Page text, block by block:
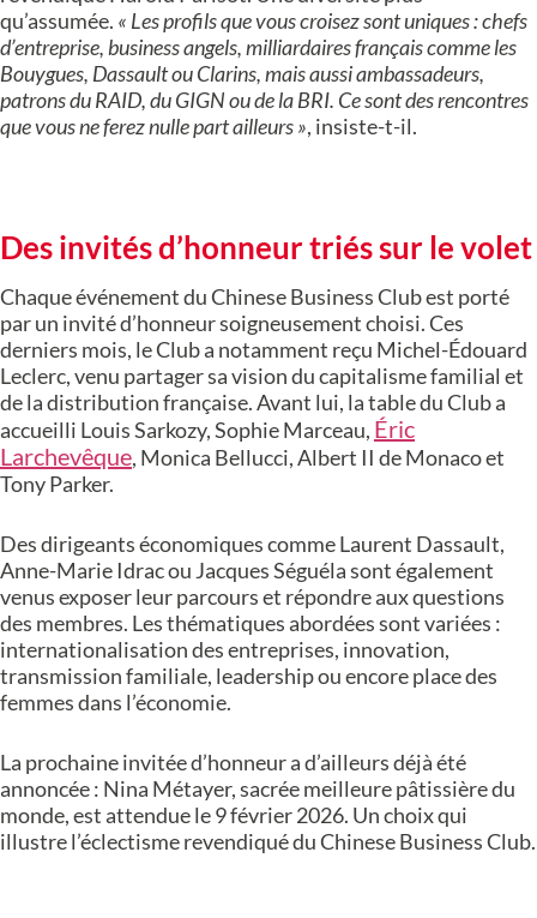
qu’assumée. « Les profils que vous croisez sont uniques : chefs
d’entreprise, business angels, milliardaires français comme les
Bouygues, Dassault ou Clarins, mais aussi ambassadeurs,
patrons du RAID, du GIGN ou de la BRI. Ce sont des rencontres
que vous ne ferez nulle part ailleurs », insiste-t-il.
Des invités d’honneur triés sur le volet
Chaque événement du Chinese Business Club est porté
par un invité d’honneur soigneusement choisi. Ces
derniers mois, le Club a notamment reçu Michel-Édouard
Leclerc, venu partager sa vision du capitalisme familial et
de la distribution française. Avant lui, la table du Club a
accueilli Louis Sarkozy, Sophie Marceau, Éric
Larchevêque, Monica Bellucci, Albert II de Monaco et
Tony Parker.
Des dirigeants économiques comme Laurent Dassault,
Anne-Marie Idrac ou Jacques Séguéla sont également
venus exposer leur parcours et répondre aux questions
des membres. Les thématiques abordées sont variées :
internationalisation des entreprises, innovation,
transmission familiale, leadership ou encore place des
femmes dans l’économie.
La prochaine invitée d’honneur a d’ailleurs déjà été
annoncée : Nina Métayer, sacrée meilleure pâtissière du
monde, est attendue le 9 février 2026. Un choix qui
illustre l’éclectisme revendiqué du Chinese Business Club.